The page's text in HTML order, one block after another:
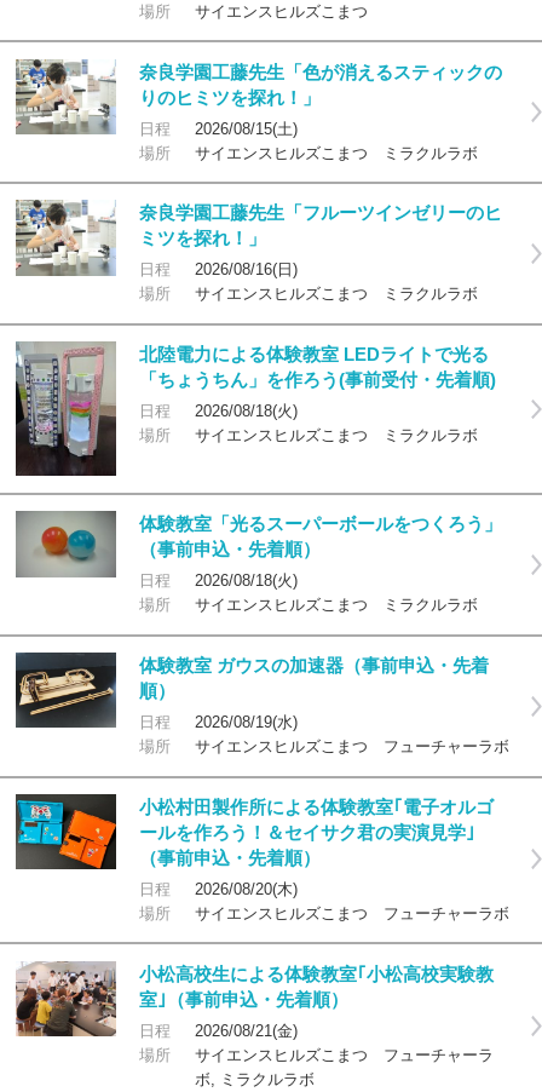
場所
サイエンスヒルズこまつ
奈良学園工藤先生「色が消えるスティックの
りのヒミツを探れ！」
日程
2026/08/15(土)
場所
サイエンスヒルズこまつ ミラクルラボ
奈良学園工藤先生「フルーツインゼリーのヒ
ミツを探れ！」
日程
2026/08/16(日)
場所
サイエンスヒルズこまつ ミラクルラボ
北陸電力による体験教室 LEDライトで光る
「ちょうちん」を作ろう(事前受付・先着順)
日程
2026/08/18(火)
場所
サイエンスヒルズこまつ ミラクルラボ
体験教室「光るスーパーボールをつくろう」
（事前申込・先着順）
日程
2026/08/18(火)
場所
サイエンスヒルズこまつ ミラクルラボ
体験教室 ガウスの加速器（事前申込・先着
順）
日程
2026/08/19(水)
場所
サイエンスヒルズこまつ フューチャーラボ
小松村田製作所による体験教室｢電子オルゴ
ールを作ろう！＆セイサク君の実演見学｣
（事前申込・先着順）
日程
2026/08/20(木)
場所
サイエンスヒルズこまつ フューチャーラボ
小松高校生による体験教室｢小松高校実験教
室｣（事前申込・先着順）
日程
2026/08/21(金)
場所
サイエンスヒルズこまつ フューチャーラ
ボ, ミラクルラボ